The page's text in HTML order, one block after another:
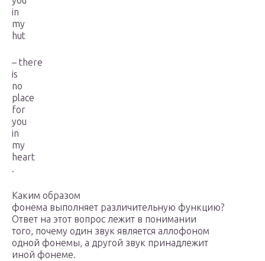
in
my
hut
– there
is
no
place
for
you
in
my
heart
.
Каким образом
фонема выполняет различительную функцию?
Ответ на этот вопрос лежит в понимании
того, почему один звук является аллофоном
одной фонемы, а другой звук принадлежит
иной фонеме.